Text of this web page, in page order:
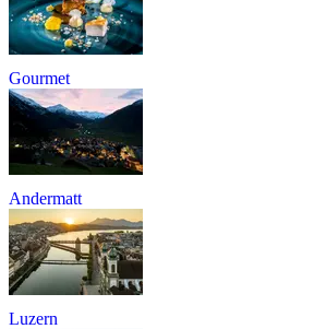
Gourmet
Andermatt
Luzern